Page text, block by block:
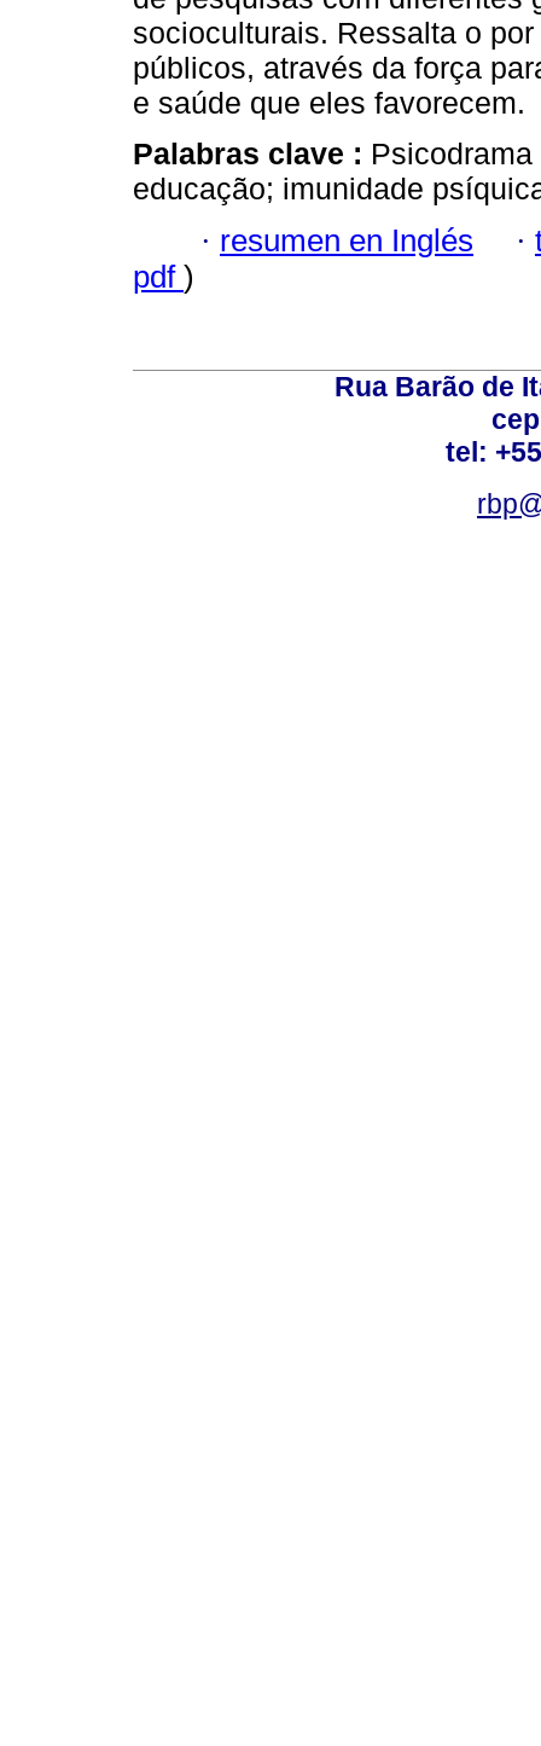
socioculturais. Ressalta o
públicos, através da força
e saúde que eles favorecem.
Palabras clave :
educação; imunidade
· resumen en Inglés ·
pdf )
Rua Barão de
tel: